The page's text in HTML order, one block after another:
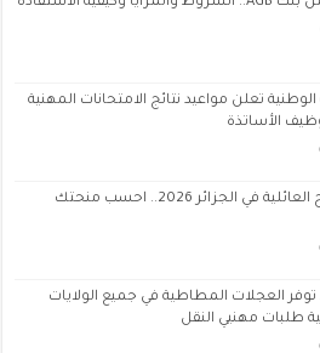
الوطنية تعلن مواعيد نتائج الامتحانات المهنية
الأساتذة
حاسبة المنح العائلية في الجزائر 2026.. احسب منحتك
العجلات المطاطية في جميع الولايات
طلبات مهنيي النقل